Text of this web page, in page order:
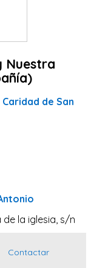
Nuestra
de San
de la iglesia, s/n
Contactar